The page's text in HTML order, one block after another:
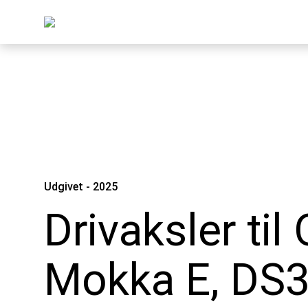
Udgivet - 2025
Drivaksler til
Mokka E,